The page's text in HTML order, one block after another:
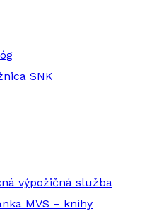
SNK
výpožičná služba
MVS – knihy